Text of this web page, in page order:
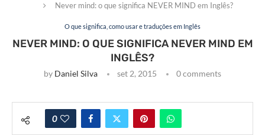
Never mind: o que significa NEVER MIND em Inglês?
O que significa, como usar e traduções em Inglês
NEVER MIND: O QUE SIGNIFICA NEVER MIND EM
INGLÊS?
by Daniel Silva set 2, 2015 0 comments
0